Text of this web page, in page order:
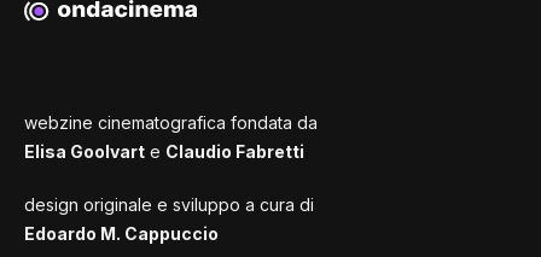
webzine cinematografica fondata da
Elisa Goolvart e Claudio Fabretti
design originale e sviluppo a cura di
Edoardo M. Cappuccio